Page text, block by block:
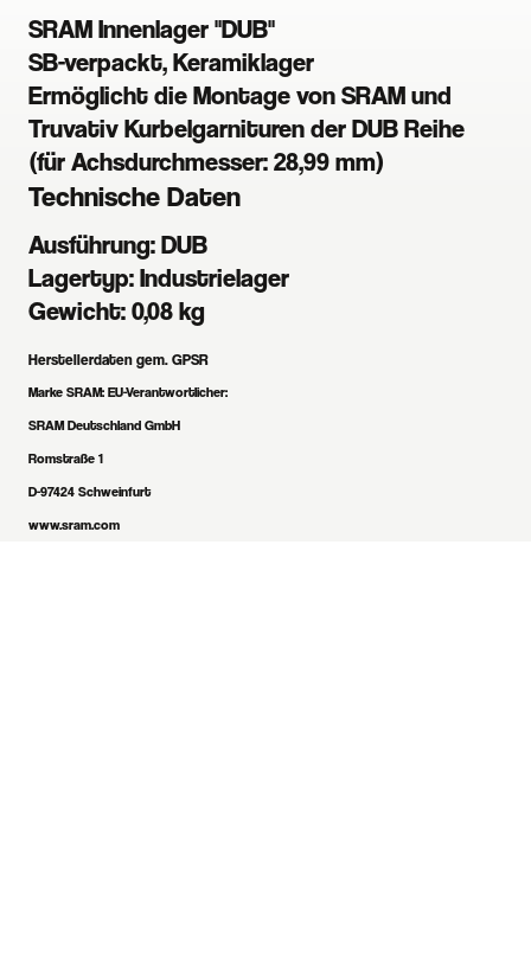
SRAM Innenlager "DUB"
SB-verpackt, Keramiklager
Ermöglicht die Montage von SRAM und
Truvativ Kurbelgarnituren der DUB Reihe
(für Achsdurchmesser: 28,99 mm)
Technische Daten
Ausführung:DUB
Lagertyp:Industrielager
Gewicht:0,08 kg
Herstellerdaten gem. GPSR
Marke SRAM: EU-Verantwortlicher:
SRAM Deutschland GmbH
Romstraße 1
D-97424 Schweinfurt
www.sram.com